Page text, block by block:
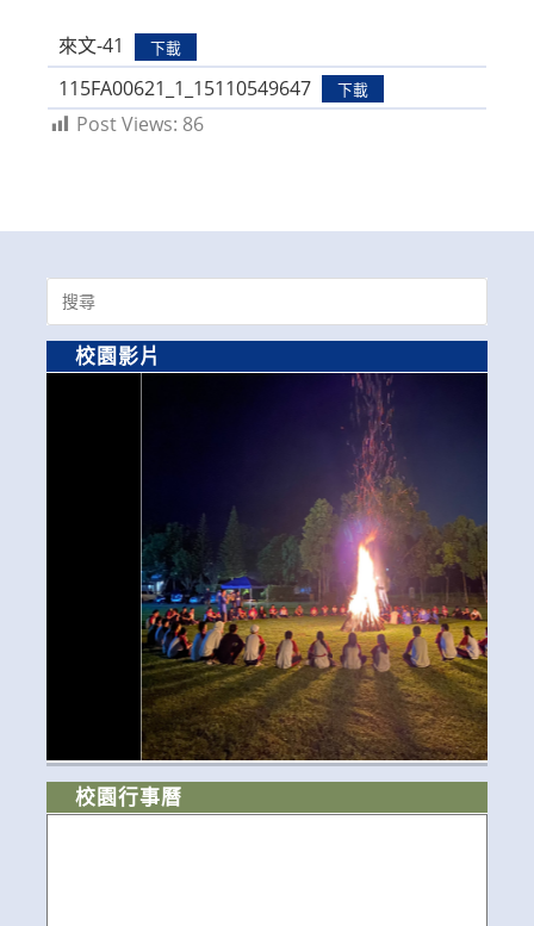
來文-41 下載
115FA00621_1_15110549647 下載
Post Views: 86
Search
for:
校園影片
校園行事曆